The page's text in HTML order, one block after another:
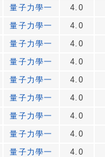
量子力學一
4.0
量子力學一
4.0
量子力學一
4.0
量子力學一
4.0
量子力學一
4.0
量子力學一
4.0
量子力學一
4.0
量子力學一
4.0
量子力學一
4.0